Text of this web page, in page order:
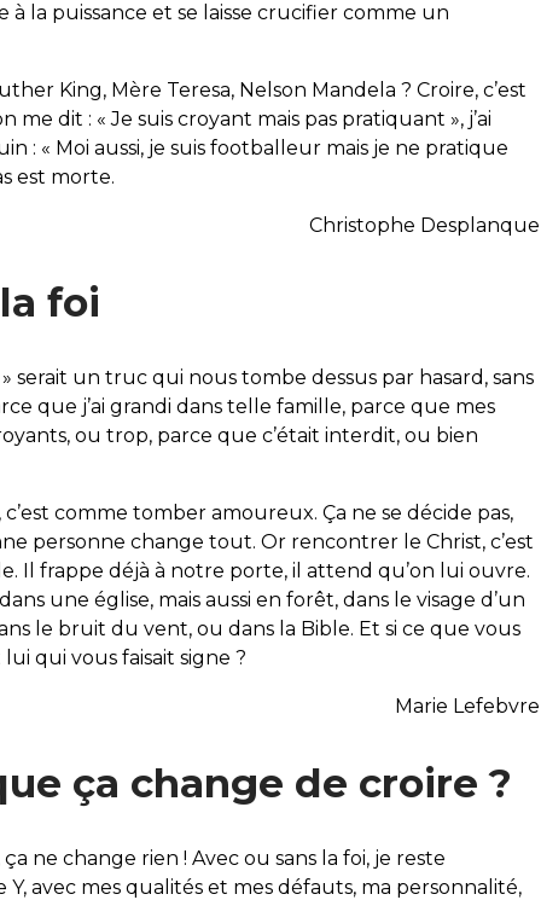
à la puissance et se laisse crucifier comme un
King, Mère Teresa, Nelson Mandela ? Croire, c’est
me dit : « Je suis croyant mais pas pratiquant », j’ai
: « Moi aussi, je suis footballeur mais je ne pratique
est morte.
Christophe Desplanque
foi
serait un truc qui nous tombe dessus par hasard, sans
que j’ai grandi dans telle famille, parce que mes
ou trop, parce que c’était interdit, ou bien
c’est comme tomber amoureux. Ça ne se décide pas,
personne change tout. Or rencontrer le Christ, c’est
Il frappe déjà à notre porte, il attend qu’on lui ouvre.
une église, mais aussi en forêt, dans le visage d’un
le bruit du vent, ou dans la Bible. Et si ce que vous
lui qui vous faisait signe ?
Marie Lefebvre
ça change de croire ?
ne change rien ! Avec ou sans la foi, je reste
avec mes qualités et mes défauts, ma personnalité,